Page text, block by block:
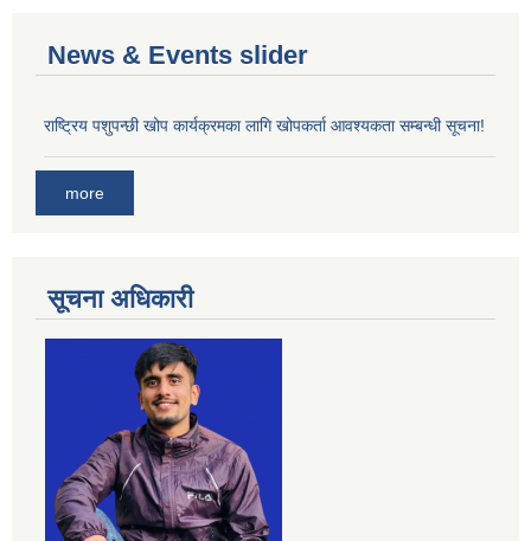
News & Events slider
राष्ट्रिय पशुपन्छी खोप कार्यक्रमका लागि खोपकर्ता आवश्यकता सम्बन्धी सूचना!
more
सूचना अधिकारी